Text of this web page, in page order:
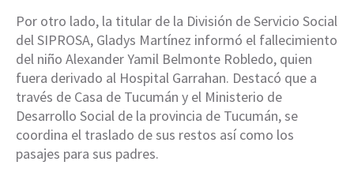
Por otro lado, la titular de la División de Servicio Social
del SIPROSA, Gladys Martínez informó el fallecimiento
del niño Alexander Yamil Belmonte Robledo, quien
fuera derivado al Hospital Garrahan. Destacó que a
través de Casa de Tucumán y el Ministerio de
Desarrollo Social de la provincia de Tucumán, se
coordina el traslado de sus restos así como los
pasajes para sus padres.